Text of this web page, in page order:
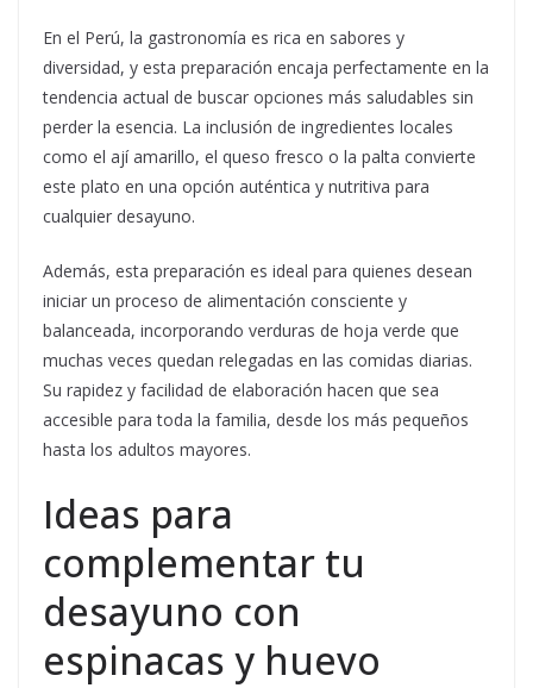
En el Perú, la gastronomía es rica en sabores y
diversidad, y esta preparación encaja perfectamente en la
tendencia actual de buscar opciones más saludables sin
perder la esencia. La inclusión de ingredientes locales
como el ají amarillo, el queso fresco o la palta convierte
este plato en una opción auténtica y nutritiva para
cualquier desayuno.
Además, esta preparación es ideal para quienes desean
iniciar un proceso de alimentación consciente y
balanceada, incorporando verduras de hoja verde que
muchas veces quedan relegadas en las comidas diarias.
Su rapidez y facilidad de elaboración hacen que sea
accesible para toda la familia, desde los más pequeños
hasta los adultos mayores.
Ideas para
complementar tu
desayuno con
espinacas y huevo